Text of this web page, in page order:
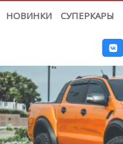
НОВИНКИ СУПЕРКАРЫ
РЕКЛАМА